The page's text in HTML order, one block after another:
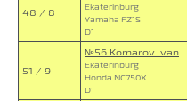
48 / 8
Ekaterinburg
Yamaha FZ1S
D1
51 / 9
№56 Komarov Ivan
Ekaterinburg
Honda NC750X
D1